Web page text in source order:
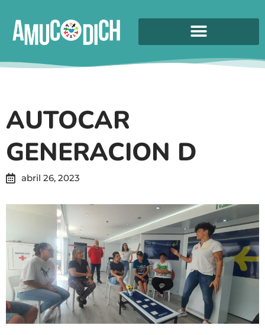
AUTOCAR
GENERACION D
abril 26, 2023